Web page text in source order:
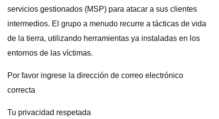
servicios gestionados (MSP) para atacar a sus clientes
intermedios. El grupo a menudo recurre a tácticas de vida
de la tierra, utilizando herramientas ya instaladas en los
entornos de las víctimas.
Por favor ingrese la dirección de correo electrónico
correcta
Tu privacidad respetada